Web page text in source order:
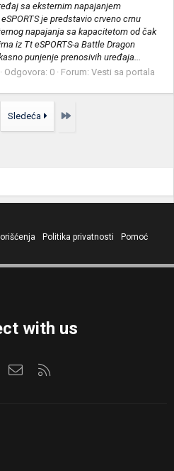
sa eksternim napajanjem
je predstavio crveno crnu
napajanja sa kapacitetom od čak
iz Tt eSPORTS-a Battle Dragon
punjenje prenosivih uređaja...
Odgovora: 0 Forum: Vesti sa portala
Sledeća Poslednja
Politika privatnosti
Pomoć
with us
FacebookKontaktirajte nas